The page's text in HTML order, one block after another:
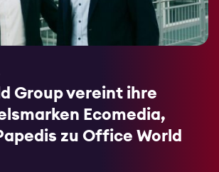
Group vereint ihre
Ecomedia,
zu Office World